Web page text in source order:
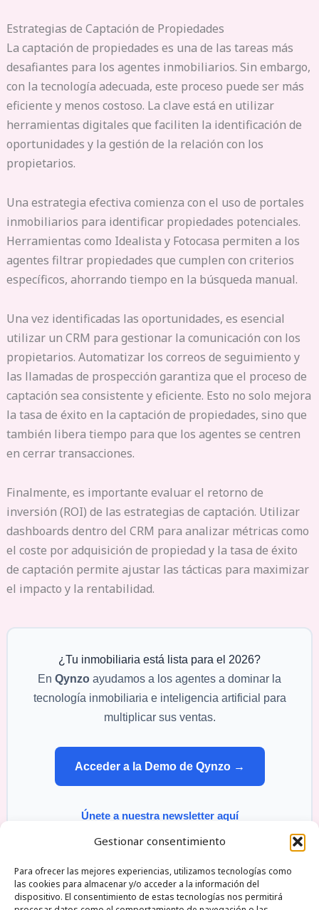
Gestionar consentimiento
Para ofrecer las mejores experiencias, utilizamos tecnologías como
las cookies para almacenar y/o acceder a la información del
dispositivo. El consentimiento de estas tecnologías nos permitirá
Estrategias de Captación de Propiedades
La captación de propiedades es una de las tareas más
desafiantes para los agentes inmobiliarios. Sin embargo,
con la tecnología adecuada, este proceso puede ser más
eficiente y menos costoso. La clave está en utilizar
herramientas digitales que faciliten la identificación de
oportunidades y la gestión de la relación con los
propietarios.
Una estrategia efectiva comienza con el uso de portales
inmobiliarios para identificar propiedades potenciales.
Herramientas como Idealista y Fotocasa permiten a los
agentes filtrar propiedades que cumplen con criterios
específicos, ahorrando tiempo en la búsqueda manual.
Una vez identificadas las oportunidades, es esencial
utilizar un CRM para gestionar la comunicación con los
propietarios. Automatizar los correos de seguimiento y
las llamadas de prospección garantiza que el proceso de
captación sea consistente y eficiente. Esto no solo mejora
la tasa de éxito en la captación de propiedades, sino que
también libera tiempo para que los agentes se centren
en cerrar transacciones.
Finalmente, es importante evaluar el retorno de
inversión (ROI) de las estrategias de captación. Utilizar
dashboards dentro del CRM para analizar métricas como
el coste por adquisición de propiedad y la tasa de éxito
de captación permite ajustar las tácticas para maximizar
el impacto y la rentabilidad.
¿Tu inmobiliaria está lista para el 2026?
En Qynzo ayudamos a los agentes a dominar la
tecnología inmobiliaria e inteligencia artificial para
multiplicar sus ventas.
Acceder a la Demo de Qynzo →
Únete a nuestra newsletter aquí
Qynzo Monte esquinza 30 28010 Madrid Spain |